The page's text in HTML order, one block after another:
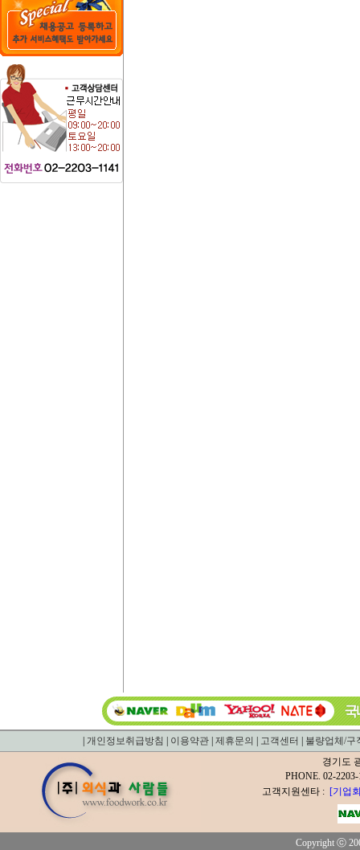
개인정보취급방침 이용약관 제휴문의 고객센터
불량업체/구
경기도
PHONE. 02-
고객지원센타 : [기업
Copyright ⓒ